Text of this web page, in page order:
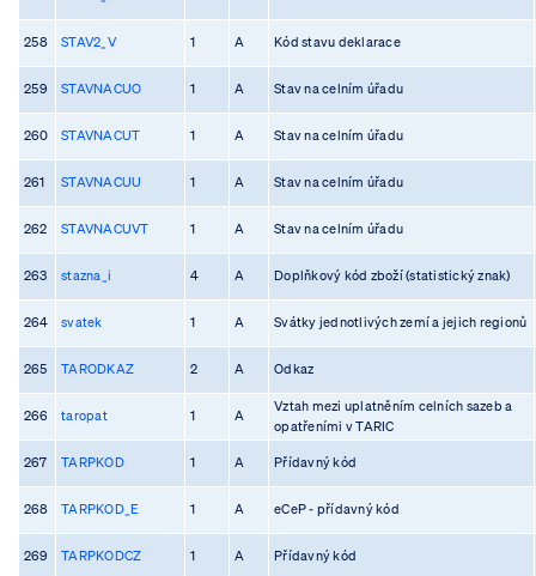
258 STAV2_V 1 A Kód stavu deklarace
259 STAVNACUO 1 A Stav na celním úřadu
260 STAVNACUT 1 A Stav na celním úřadu
261 STAVNACUU 1 A Stav na celním úřadu
262 STAVNACUVT 1 A Stav na celním úřadu
263 stazna_i 4 A Doplňkový kód zboží (statistický znak)
264 svatek 1 A Svátky jednotlivých zemí a jejich regionů
265 TARODKAZ 2 A Odkaz
266 taropat 1 A
Vztah mezi uplatněním celních sazeb a
opatřeními v TARIC
267 TARPKOD 1 A Přídavný kód
268 TARPKOD_E 1 A eCeP - přídavný kód
269 TARPKODCZ 1 A Přídavný kód